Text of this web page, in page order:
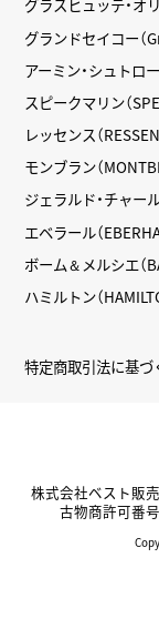
グラスヒュッテ・オ
グランドセイコー（
アーミン・シュトロ
スピークマリン（
レッセンス（
モンブラン（
ジェラルド・チャー
エベラール（
ボーム＆メルシエ（
ハミルトン（
特定商取引法に基づ
株式会社ベスト販
古物商許可番